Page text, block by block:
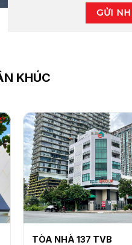
GỬI
KHÚC
TÒA NHÀ 137 TVB